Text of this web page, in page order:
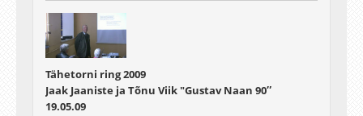
Tähetorni ring 2009
Jaak Jaaniste ja Tõnu Viik "Gustav Naan 90″
19.05.09